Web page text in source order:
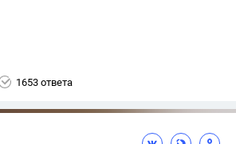
1653 ответа